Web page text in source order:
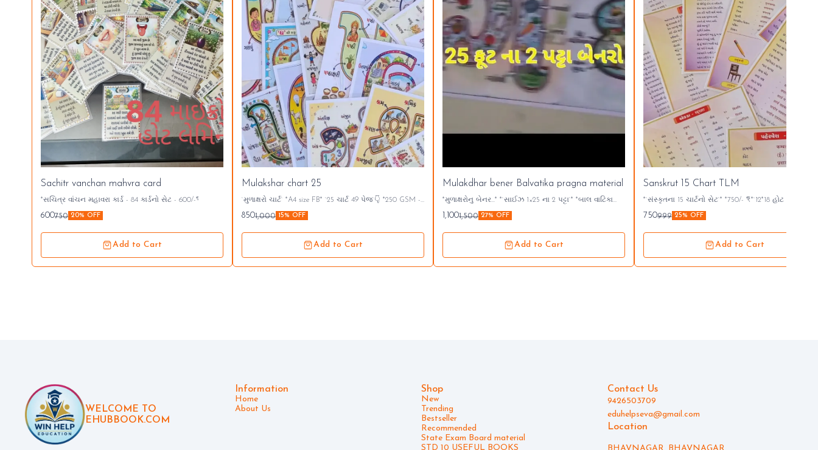
Sachitr vanchan mahvra card
*સચિત્ર વાંચન મહાવરા કાર્ડ - 84 કાર્ડનો સેટ - 600/-₹*
600750 20% OFF
Add to Cart
Mulakshar chart 25
`મુળાક્ષરો ચાર્ટ` *A4 size FB* `25 ચાર્ટ 49 પેજ`👇 *250 GSM -
8501,000 15% OFF
Add to Cart
Mulakdhar bener Balvatika pragna material
*મુળાક્ષરોનુ બેનર...* *`સાઈઝ 1×25 ના 2 પટ્ટા`* *બાલ વાટિકા
અને પ્રજ્ઞા વર્ગ માટે ખૂબ જ ઉપયોગી...* *`1100/-₹`* સંપર્ક...👇🏻
1,1001,500 27% OFF
Add to Cart
Sanskrut 15 Chart TLM
*`સંસ્કૃતના 15 ચાર્ટનો સેટ`* *750/- ₹* *`12*18 હોટ લેમિનેટેડ`*
750999 25% OFF
Add to Cart
WELCOME TO
EHUBBOOK.COM
Information
Home
About Us
Shop
New
Trending
Bestseller
Recommended
State Exam Board material
STD 10 USEFUL BOOKS
Contact Us
9426503709
eduhelpseva@gmail.com
Location